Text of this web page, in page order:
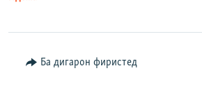
Ба дигарон фиристед